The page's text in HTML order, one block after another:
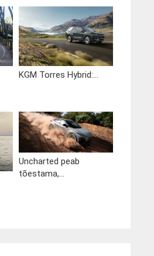
KGM Torres Hybrid:...
Uncharted peab
tõestama,...